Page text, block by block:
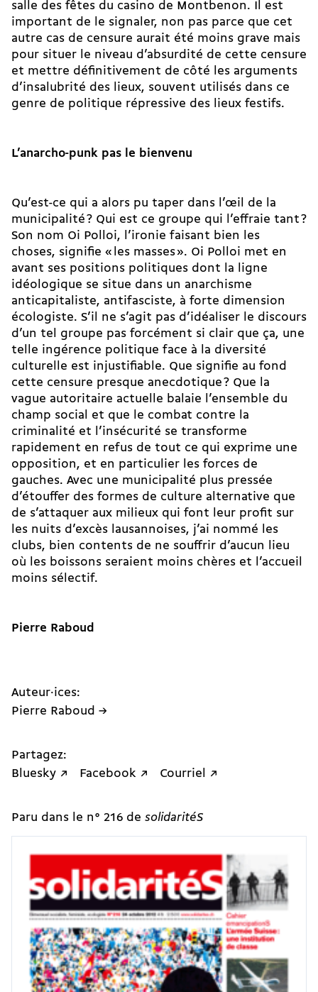
salle des fêtes du casino de Montbenon. Il est
important de le signaler, non pas parce que cet
autre cas de censure aurait été moins grave mais
pour situer le niveau d’absurdité de cette censure
et mettre définitivement de côté les arguments
d’insalubrité des lieux, souvent utilisés dans ce
genre de politique répressive des lieux festifs.
L’anarcho-punk pas le bienvenu
Qu’est-ce qui a alors pu taper dans l’œil de la
municipalité ? Qui est ce groupe qui l’effraie tant ?
Son nom Oi Polloi, l’ironie faisant bien les
choses, signifie « les masses ». Oi Polloi met en
avant ses positions politiques dont la ligne
idéologique se situe dans un anarchisme
anticapitaliste, antifasciste, à forte dimension
écologiste. S’il ne s’agit pas d’idéaliser le discours
d’un tel groupe pas forcément si clair que ça, une
telle ingérence politique face à la diversité
culturelle est injustifiable. Que signifie au fond
cette censure presque anecdotique ? Que la
vague autoritaire actuelle balaie l’ensemble du
champ social et que le combat contre la
criminalité et l’insécurité se transforme
rapidement en refus de tout ce qui exprime une
opposition, et en particulier les forces de
gauches. Avec une municipalité plus pressée
d’étouffer des formes de culture alternative que
de s’attaquer aux milieux qui font leur profit sur
les nuits d’excès lausannoises, j’ai nommé les
clubs, bien contents de ne souffrir d’aucun lieu
où les boissons seraient moins chères et l’accueil
moins sélectif.
Pierre Raboud
Auteur·ices:
Pierre Raboud →
Partagez:
Bluesky ↗
Facebook ↗ Courriel ↗
Paru dans le n° 216 de solidaritéS